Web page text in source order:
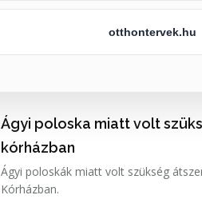
otthontervek.hu
Ágyi poloska miatt volt
kórházban
Ágyi poloskák miatt volt szükség
Kórházban.